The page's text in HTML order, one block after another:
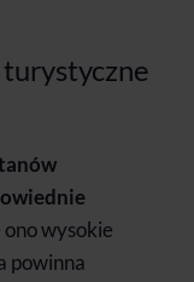
turystyczne
wysokie
powinna